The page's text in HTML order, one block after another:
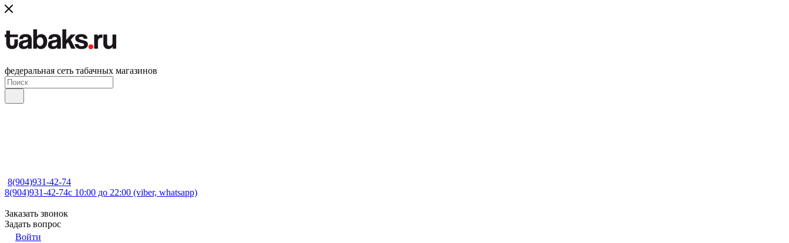
федеральная сеть табачных магазинов
8(904)931-42-74
8(904)931-42-74с 10:00 до 22:00 (viber, whatsapp)
Заказать звонок
Задать вопрос
Войти